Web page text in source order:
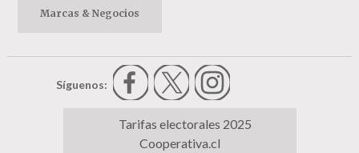
Marcas & Negocios
Síguenos:
Tarifas electorales 2025
Cooperativa.cl